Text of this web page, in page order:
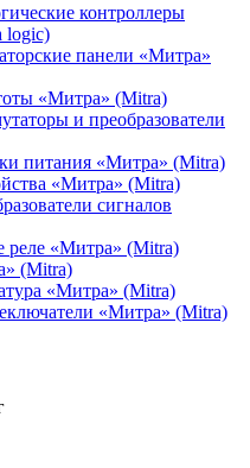
контроллеры
logic)
панели «Митра»
«Митра» (Mitra)
и преобразователи
питания «Митра» (Mitra)
«Митра» (Mitra)
сигналов
реле «Митра» (Mitra)
(Mitra)
«Митра» (Mitra)
«Митра» (Mitra)